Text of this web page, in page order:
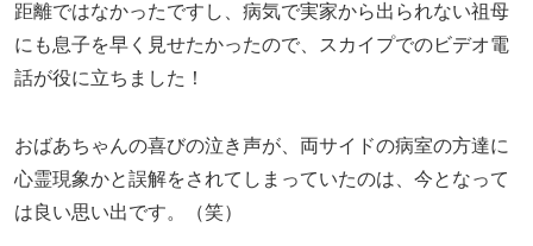
距離ではなかったですし、病気で実家から出られない祖母
にも息子を早く見せたかったので、スカイプでのビデオ電
話が役に立ちました！
おばあちゃんの喜びの泣き声が、両サイドの病室の方達に
心霊現象かと誤解をされてしまっていたのは、今となって
は良い思い出です。（笑）